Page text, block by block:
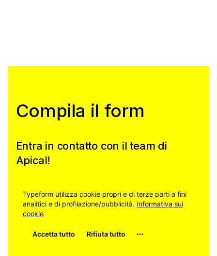
Compila il form
Entra in contatto con il team di
Apical!